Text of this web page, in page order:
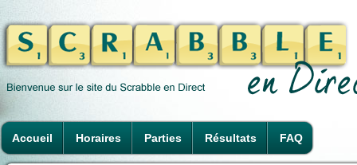
Accueil Horaires Parties Résultats FAQ